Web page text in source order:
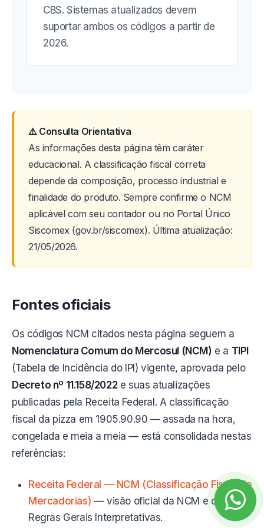
CBS. Sistemas atualizados devem
suportar ambos os códigos a partir de
2026.
⚠️ Consulta Orientativa
As informações desta página têm caráter
educacional. A classificação fiscal correta
depende da composição, processo industrial e
finalidade do produto. Sempre confirme o NCM
aplicável com seu contador ou no Portal Único
Siscomex (gov.br/siscomex). Última atualização:
21/05/2026.
Fontes oficiais
Os códigos NCM citados nesta página seguem a
Nomenclatura Comum do Mercosul (NCM) e a TIPI
(Tabela de Incidência do IPI) vigente, aprovada pelo
Decreto nº 11.158/2022e suas atualizações
publicadas pela Receita Federal. A classificação
fiscal da pizza em 1905.90.90 — assada na hora,
congelada e meia a meia — está consolidada nestas
referências:
Receita Federal — NCM (Classificação Fiscal de
Mercadorias) — visão oficial da NCM e das
Regras Gerais Interpretativas.